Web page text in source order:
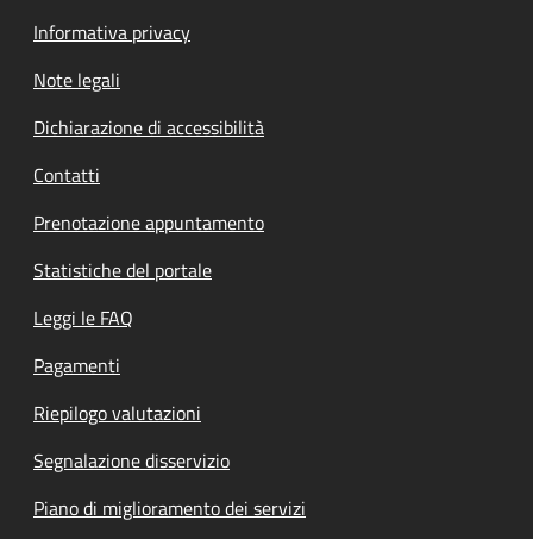
Informativa privacy
Note legali
Dichiarazione di accessibilità
Contatti
Prenotazione appuntamento
Statistiche del portale
Leggi le FAQ
Pagamenti
Riepilogo valutazioni
Segnalazione disservizio
Piano di miglioramento dei servizi